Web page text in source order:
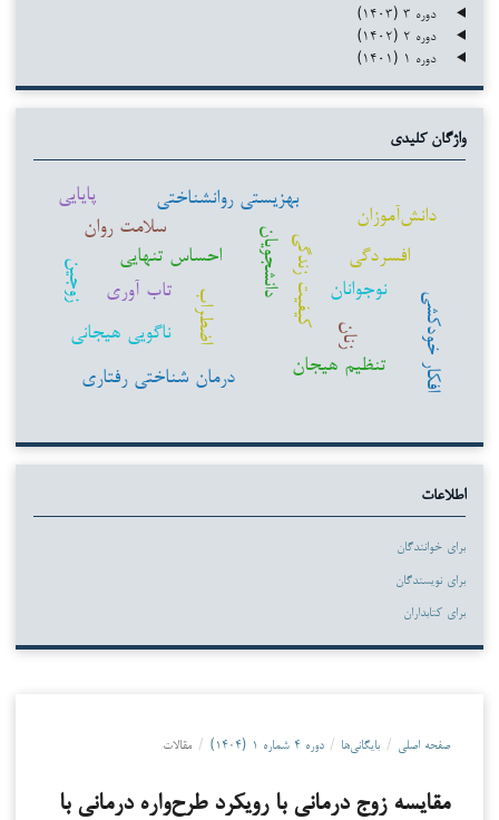
دوره ۳ (۱۴۰۳)
دوره ۲ (۱۴۰۲)
دوره ۱ (۱۴۰۱)
واژگان کلیدی
اضطراب
دانشجویانکیفیت زندگی نوجوانان
افسردگی
بهزیستی روانشناختی
دانش‌آموزان
زنان
تنظیم هیجان
درمان شناختی رفتاری
ناگویی هیجانی
احساس تنهایی
زوجین
افکار خودکشی
تاب آوری
سلامت روان
پایایی
اطلاعات
برای خوانندگان
برای نویسندگان
برای کتابداران
صفحه اصلی / بایگانی‌ها / دوره ۴ شماره ۱ (۱۴۰۴) / مقالات
مقایسه زوج درمانی با رویکرد طرح‌واره درمانی با